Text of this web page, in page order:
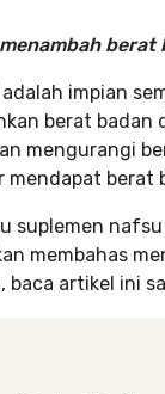
impian
berat badan
mengurangi
mendapat berat
suplemen
membahas
artikel ini